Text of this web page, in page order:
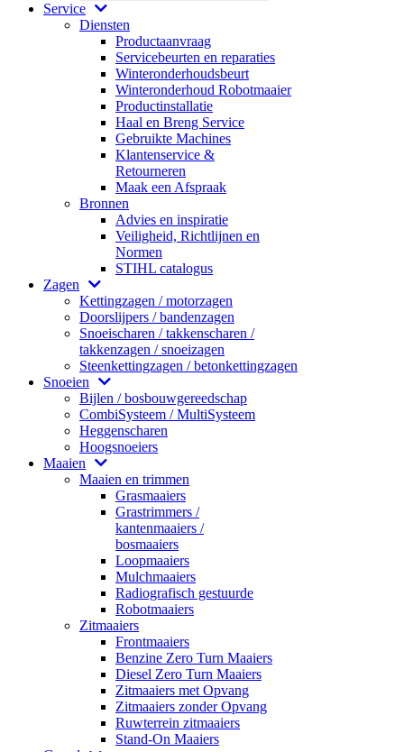
Service
Diensten
Productaanvraag
Servicebeurten en reparaties
Winteronderhoudsbeurt
Winteronderhoud Robotmaaier
Productinstallatie
Haal en Breng Service
Gebruikte Machines
Klantenservice &
Retourneren
Maak een Afspraak
Bronnen
Advies en inspiratie
Veiligheid, Richtlijnen en
Normen
STIHL catalogus
Zagen
Kettingzagen / motorzagen
Doorslijpers / bandenzagen
Snoeischaren / takkenscharen /
takkenzagen / snoeizagen
Steenkettingzagen / betonkettingzagen
Snoeien
Bijlen / bosbouwgereedschap
CombiSysteem / MultiSysteem
Heggenscharen
Hoogsnoeiers
Maaien
Maaien en trimmen
Grasmaaiers
Grastrimmers /
kantenmaaiers /
bosmaaiers
Loopmaaiers
Mulchmaaiers
Radiografisch gestuurde
Robotmaaiers
Zitmaaiers
Frontmaaiers
Benzine Zero Turn Maaiers
Diesel Zero Turn Maaiers
Zitmaaiers met Opvang
Zitmaaiers zonder Opvang
Ruwterrein zitmaaiers
Stand-On Maaiers